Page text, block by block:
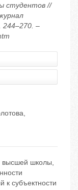
студентов //
–
,
высшей школы,
к субъектности